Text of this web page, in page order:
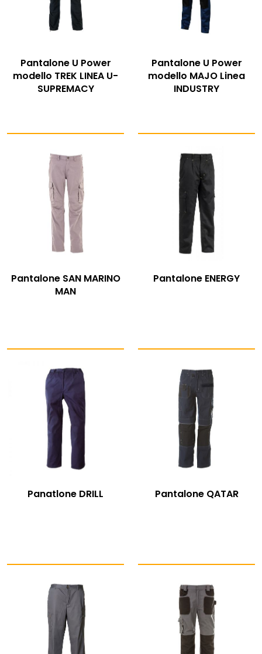
Pantalone U Power
modello TREK LINEA U-
SUPREMACY
Pantalone U Power
modello MAJO Linea
INDUSTRY
Pantalone SAN MARINO
MAN
Pantalone ENERGY
Panatlone DRILL Pantalone QATAR